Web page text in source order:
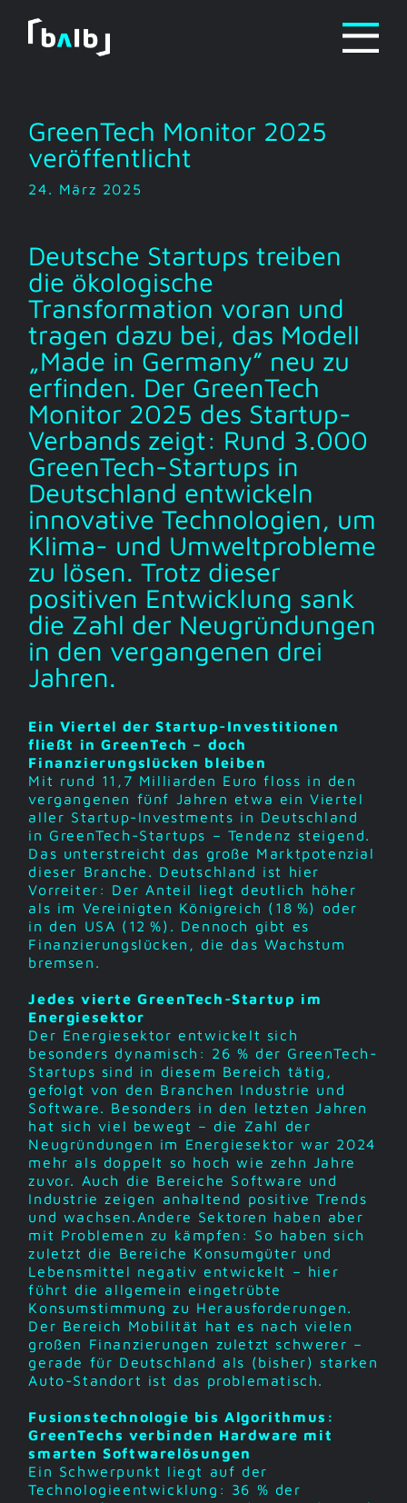
Inhalt
springen
GreenTech Monitor 2025
veröffentlicht
24. März 2025
Deutsche Startups treiben
die ökologische
Transformation voran und
tragen dazu bei, das Modell
„Made in Germany” neu zu
erfinden. Der GreenTech
Monitor 2025 des Startup-
Verbands zeigt: Rund 3.000
GreenTech-Startups in
Deutschland entwickeln
innovative Technologien, um
Klima- und Umweltprobleme
zu lösen. Trotz dieser
positiven Entwicklung sank
die Zahl der Neugründungen
in den vergangenen drei
Jahren.
Ein Viertel der Startup-Investitionen
fließt in GreenTech – doch
Finanzierungslücken bleiben
Mit rund 11,7 Milliarden Euro floss in den
vergangenen fünf Jahren etwa ein Viertel
aller Startup-Investments in Deutschland
in GreenTech-Startups – Tendenz steigend.
Das unterstreicht das große Marktpotenzial
dieser Branche. Deutschland ist hier
Vorreiter: Der Anteil liegt deutlich höher
als im Vereinigten Königreich (18 %) oder
in den USA (12 %). Dennoch gibt es
Finanzierungslücken, die das Wachstum
bremsen.
Jedes vierte GreenTech-Startup im
Energiesektor
Der Energiesektor entwickelt sich
besonders dynamisch: 26 % der GreenTech-
Startups sind in diesem Bereich tätig,
gefolgt von den Branchen Industrie und
Software. Besonders in den letzten Jahren
hat sich viel bewegt – die Zahl der
Neugründungen im Energiesektor war 2024
mehr als doppelt so hoch wie zehn Jahre
zuvor. Auch die Bereiche Software und
Industrie zeigen anhaltend positive Trends
und wachsen.Andere Sektoren haben aber
mit Problemen zu kämpfen: So haben sich
zuletzt die Bereiche Konsumgüter und
Lebensmittel negativ entwickelt – hier
führt die allgemein eingetrübte
Konsumstimmung zu Herausforderungen.
Der Bereich Mobilität hat es nach vielen
großen Finanzierungen zuletzt schwerer –
gerade für Deutschland als (bisher) starken
Auto-Standort ist das problematisch.
Fusionstechnologie bis Algorithmus:
GreenTechs verbinden Hardware mit
smarten Softwarelösungen
Ein Schwerpunkt liegt auf der
Technologieentwicklung: 36 % der